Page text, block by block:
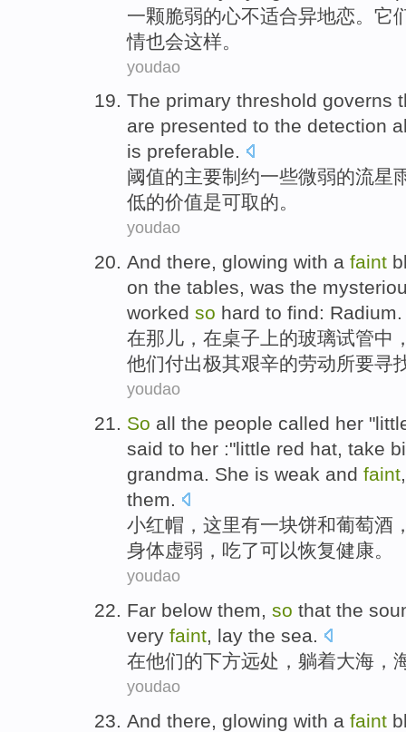
一颗脆弱的心不适合异地恋 。 它
情也会这样。
youdao
The primary threshold governs
are presented to the detection
is preferable.
阈值的主要制约一些微弱的流星
低的价值是可取的。
youdao
And there, glowing with a faint
on the tables, was the
worked so hard to find: Radium.
在那儿 ， 在桌子 上的玻璃试管中
他们付出极其艰辛的劳动所要寻
youdao
So all the people called her
said to her :"little red hat, take
grandma. She is weak and faint
them.
小红帽 ，这里有一块饼和葡萄酒
身体虚弱 ， 吃了可以恢复健康。
youdao
Far below them, so that the
very faint, lay the sea.
在他们的下方远处 ， 躺着大海，
youdao
And there glowing with a faint